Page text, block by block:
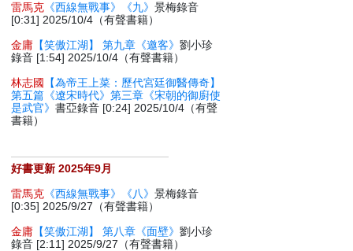
雷馬克 《西線無戰事》《九》景梅錄音
[0:31] 2025/10/4（有聲書籍）
金庸 【笑傲江湖】 第九章《邀客》劉小珍
錄音 [1:54] 2025/10/4（有聲書籍）
林志國
【為帝王上菜：歷代宮廷御醫傳奇】
第五篇《遼宋時代》第三章《宋朝的御廚使
是武官》書亞錄音 [0:24] 2025/10/4（有聲
書籍）
好書更新 2025年9月
雷馬克 《西線無戰事》《八》景梅錄音
[0:35] 2025/9/27（有聲書籍）
金庸 【笑傲江湖】 第八章《面壁》劉小珍
錄音 [2:11] 2025/9/27（有聲書籍）